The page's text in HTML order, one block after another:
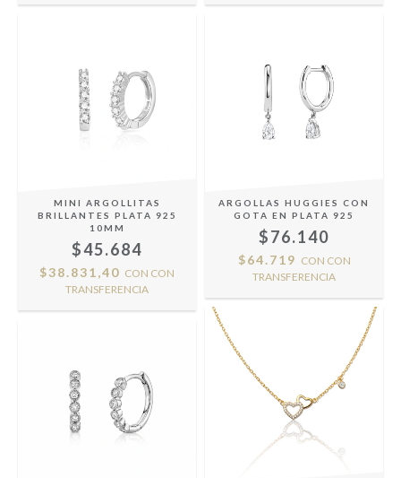
MINI ARGOLLITAS
BRILLANTES PLATA 925
10MM
$45.684
$38.831,40 CON CON
TRANSFERENCIA
ARGOLLAS HUGGIES CON
GOTA EN PLATA 925
$76.140
$64.719 CON CON
TRANSFERENCIA